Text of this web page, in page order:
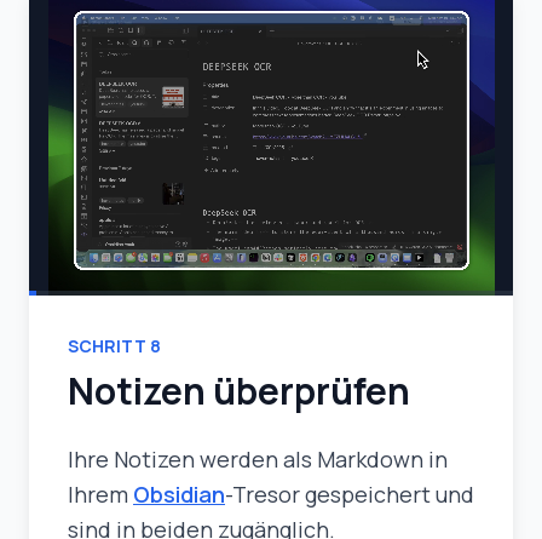
SCHRITT 8
Notizen überprüfen
Ihre Notizen werden als Markdown in
Ihrem Obsidian-Tresor gespeichert und
sind in beiden zugänglich.